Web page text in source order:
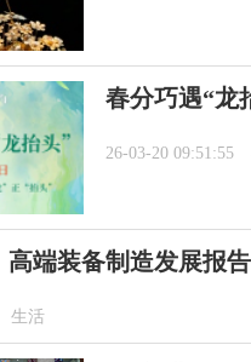
春分巧遇“龙
26-03-20 09:51:55
高端装备制造发展报告
生活